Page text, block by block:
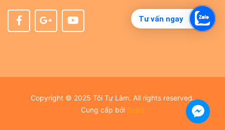
Tư vấn ngay
Copyright © 2025 Tôi Tự Làm. All rights reserved.
Cung cấp bởi Sapo